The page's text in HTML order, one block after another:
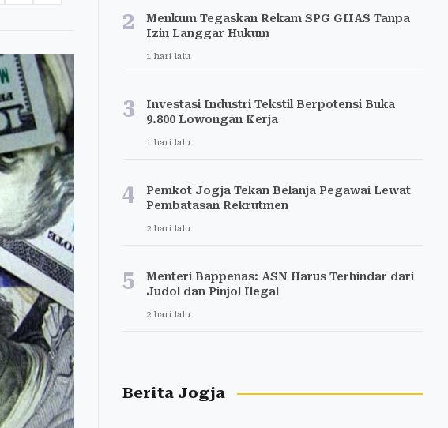
2
Menkum Tegaskan Rekam SPG GIIAS Tanpa
Izin Langgar Hukum
1 hari lalu
3
Investasi Industri Tekstil Berpotensi Buka
9.800 Lowongan Kerja
1 hari lalu
4
Pemkot Jogja Tekan Belanja Pegawai Lewat
Pembatasan Rekrutmen
2 hari lalu
5
Menteri Bappenas: ASN Harus Terhindar dari
Judol dan Pinjol Ilegal
2 hari lalu
Berita Jogja